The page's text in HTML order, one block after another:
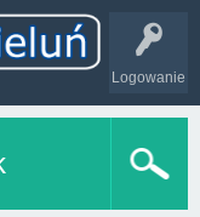
Logowanie